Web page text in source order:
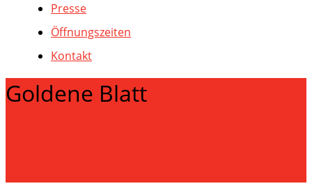
Presse
Öffnungszeiten
Kontakt
Goldene Blatt